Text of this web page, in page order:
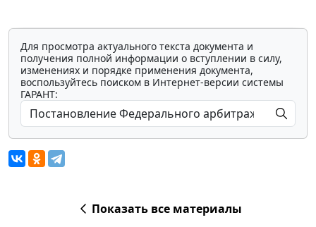
Для просмотра актуального текста документа и
получения полной информации о вступлении в силу,
изменениях и порядке применения документа,
воспользуйтесь поиском в Интернет-версии системы
ГАРАНТ:
Показать все материалы